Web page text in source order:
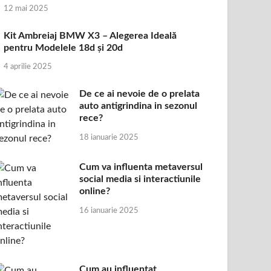
12 mai 2025
Kit Ambreiaj BMW X3 – Alegerea Ideală
pentru Modelele 18d și 20d
4 aprilie 2025
De ce ai nevoie de o prelata
auto antigrindina in sezonul
rece?
18 ianuarie 2025
Cum va influenta metaversul
social media si interactiunile
online?
16 ianuarie 2025